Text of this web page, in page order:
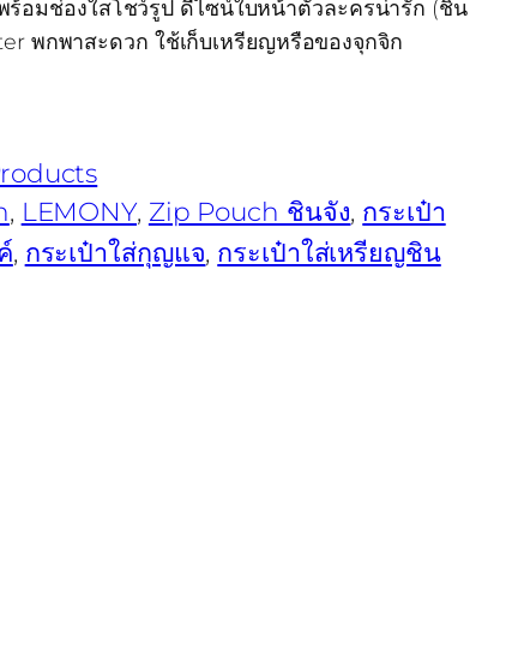
ร้อมช่องใสโชว์รูป ดีไซน์ใบหน้าตัวละครน่ารัก (ชิน
พกพาสะดวก ใช้เก็บเหรียญหรือของจุกจิก
, LEMONY, Zip Pouch ชินจัง, กระเป๋า
, กระเป๋าใส่กุญแจ, กระเป๋าใส่เหรียญชิน